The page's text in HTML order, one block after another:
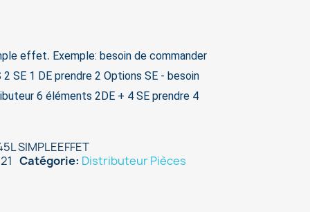
effet. Exemple: besoin de commander
SE 1 DE prendre 2 Options SE - besoin
6 éléments 2DE + 4 SE prendre 4
SIMPLEEFFET
Catégorie Distributeur Pièces